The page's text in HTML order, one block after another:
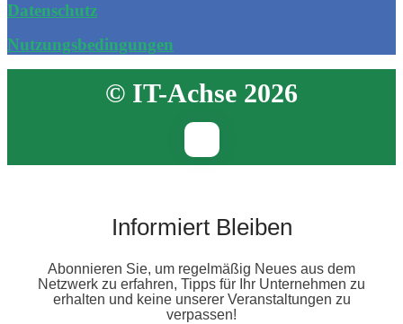
Datenschutz
Nutzungsbedingungen
© IT-Achse 2026
Informiert Bleiben
Abonnieren Sie, um regelmäßig Neues aus dem
Netzwerk zu erfahren, Tipps für Ihr Unternehmen zu
erhalten und keine unserer Veranstaltungen zu
verpassen!